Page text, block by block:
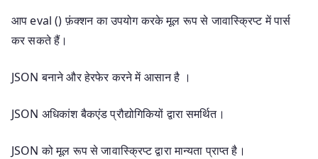
आप eval () फ़ंक्शन का उपयोग करके मूल रूप से जावास्क्रिप्ट में पार्स
कर सकते हैं।
JSON बनाने और हेरफेर करने में आसान है ।
JSON अधिकांश बैकएंड प्रौद्योगिकियों द्वारा समर्थित।
JSON को मूल रूप से जावास्क्रिप्ट द्वारा मान्यता प्राप्त है।